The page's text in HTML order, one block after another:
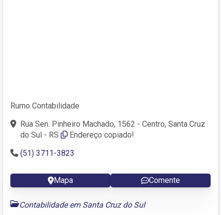
Rumo Contabilidade
Rua Sen. Pinheiro Machado, 1562 - Centro, Santa Cruz
do Sul - RS
Endereço copiado!
(51) 3711-3823
Mapa Comente
Contabilidade em Santa Cruz do Sul